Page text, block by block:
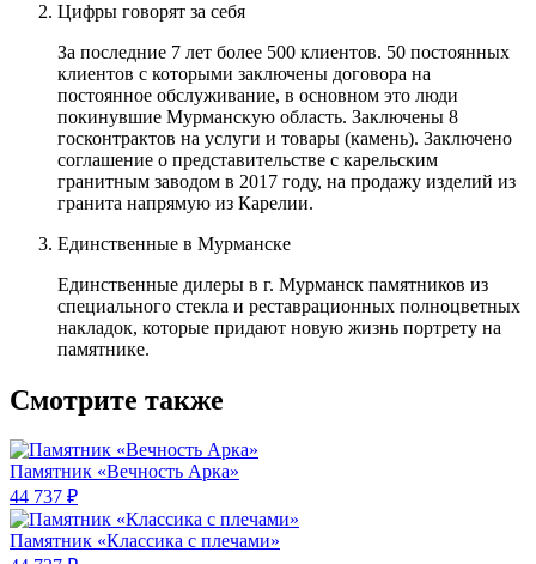
Цифры говорят за себя
За последние 7 лет более 500 клиентов. 50 постоянных
клиентов с которыми заключены договора на
постоянное обслуживание, в основном это люди
покинувшие Мурманскую область. Заключены 8
госконтрактов на услуги и товары (камень). Заключено
соглашение о представительстве с карельским
гранитным заводом в 2017 году, на продажу изделий из
гранита напрямую из Карелии.
Единственные в Мурманске
Единственные дилеры в г. Мурманск памятников из
специального стекла и реставрационных полноцветных
накладок, которые придают новую жизнь портрету на
памятнике.
Смотрите также
Памятник «Вечность Арка»
44 737 ₽
Памятник «Классика c плечами»